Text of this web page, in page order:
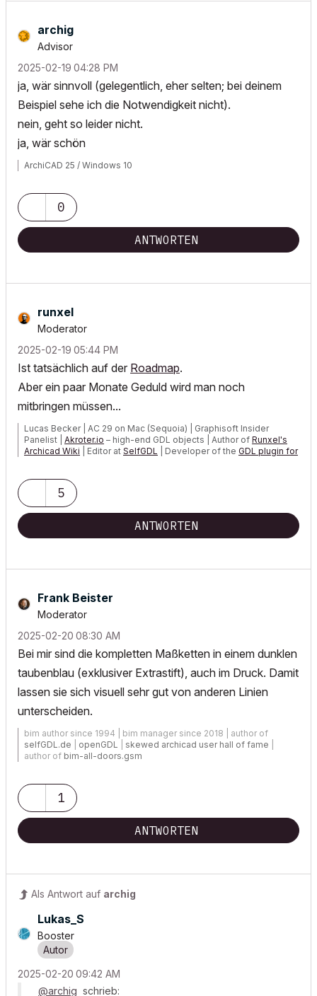
archig
Advisor
‎2025-02-19 04:28 PM
ja, wär sinnvoll (gelegentlich, eher selten; bei deinem
Beispiel sehe ich die Notwendigkeit nicht).
nein, geht so leider nicht.
ja, wär schön
ArchiCAD 25 / Windows 10
0
ANTWORTEN
runxel
Moderator
‎2025-02-19 05:44 PM
Ist tatsächlich auf der Roadmap.
Aber ein paar Monate Geduld wird man noch
mitbringen müssen...
Lucas Becker | AC 29 on Mac (Sequoia) | Graphisoft Insider
Panelist | Akroter.io – high-end GDL objects | Author of Runxel's
Archicad Wiki | Editor at SelfGDL | Developer of the GDL plugin for
My List of AC shortcomings & bugs
Mention AI Again
POSIWID – The Purpose Of a System Is What It Does ///
«Furthermore, I consider that Carth...yearly releases
destroyed»
5
ANTWORTEN
Frank Beister
Moderator
‎2025-02-20 08:30 AM
Bei mir sind die kompletten Maßketten in einem dunklen
taubenblau (exklusiver Extrastift), auch im Druck. Damit
lassen sie sich visuell sehr gut von anderen Linien
unterscheiden.
bim author since 1994 | bim manager since 2018 | author of
selfGDL.de
openGDL skewed archicad user hall of fame
author of bim-all-doors.gsm
1
ANTWORTEN
Als Antwort auf archig
Lukas_S
Booster
‎2025-02-20 09:42 AM
@archig schrieb: